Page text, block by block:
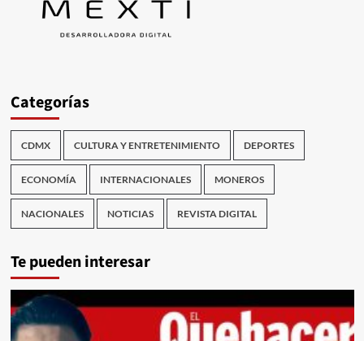
Categorías
CDMX CULTURA Y ENTRETENIMIENTO DEPORTES
ECONOMÍA INTERNACIONALES MONEROS
NACIONALES NOTICIAS REVISTA DIGITAL
Te pueden interesar